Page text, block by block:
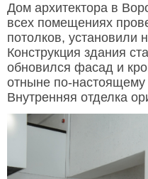
Дом архитектора в
всех помещениях
потолков, установили
Конструкция здания
обновился фасад и
отныне по-
Внутренняя отделка